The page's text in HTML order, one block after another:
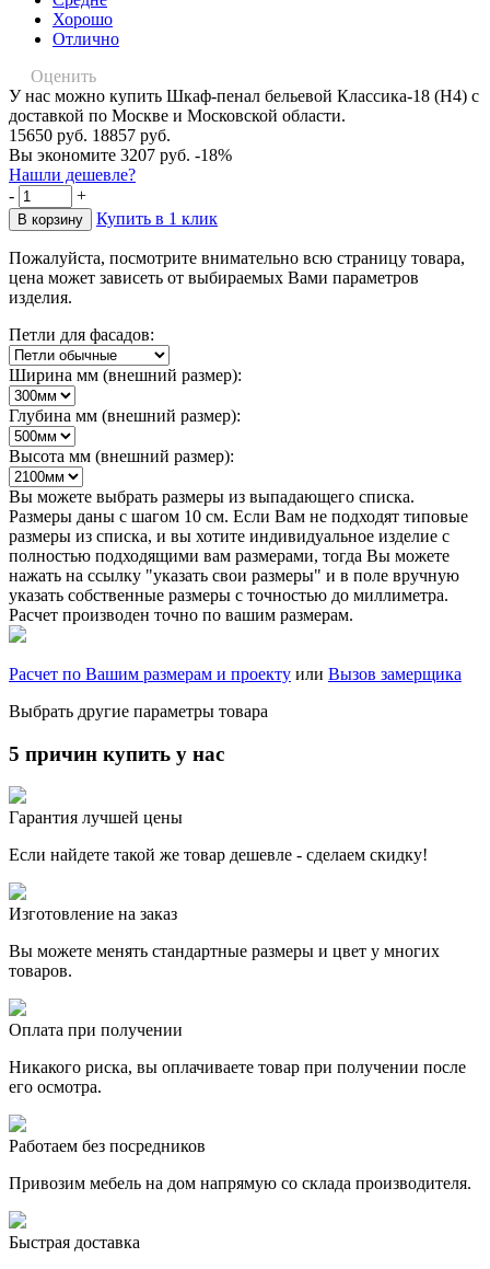
Хорошо
Отлично
Оценить
У нас можно купить Шкаф-пенал бельевой Классика-18 (Н4) с
доставкой по Москве и Московской области.
15650 руб. 18857 руб.
Вы экономите 3207 руб. -18%
Нашли дешевле?
-
+
Купить в 1 клик
Пожалуйста, посмотрите внимательно всю страницу товара,
цена может зависеть от выбираемых Вами параметров
изделия.
Петли для фасадов:
Ширина мм (внешний размер):
Глубина мм (внешний размер):
Высота мм (внешний размер):
Вы можете выбрать размеры из выпадающего списка.
Размеры даны с шагом 10 см. Если Вам не подходят типовые
размеры из списка, и вы хотите индивидуальное изделие с
полностью подходящими вам размерами, тогда Вы можете
нажать на ссылку "указать свои размеры" и в поле вручную
указать собственные размеры с точностью до миллиметра.
Расчет производен точно по вашим размерам.
Расчет по Вашим размерам и проекту или Вызов замерщика
Выбрать другие параметры товара
5 причин купить у нас
Гарантия лучшей цены
Если найдете такой же товар дешевле - сделаем скидку!
Изготовление на заказ
Вы можете менять стандартные размеры и цвет у многих
товаров.
Оплата при получении
Никакого риска, вы оплачиваете товар при получении после
его осмотра.
Работаем без посредников
Привозим мебель на дом напрямую со склада производителя.
Быстрая доставка